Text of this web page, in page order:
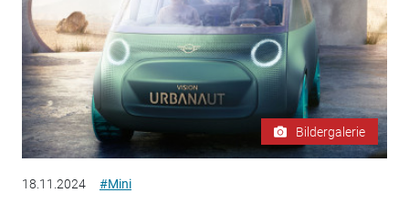
Bildergalerie
18.11.2024 #Mini